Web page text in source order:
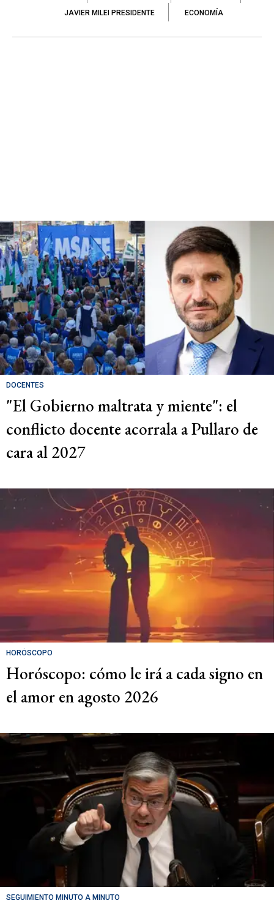
JAVIER MILEI PRESIDENTE ECONOMÍA
DOCENTES
"El Gobierno maltrata y miente": el
conflicto docente acorrala a Pullaro de
cara al 2027
HORÓSCOPO
Horóscopo: cómo le irá a cada signo en
el amor en agosto 2026
SEGUIMIENTO MINUTO A MINUTO